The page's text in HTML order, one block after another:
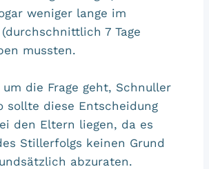
weniger lange im
7 Tage
mussten.
um die Frage geht, Schnuller
sollte diese Entscheidung
den Eltern liegen, da es
Stillerfolgs keinen Grund
abzuraten.